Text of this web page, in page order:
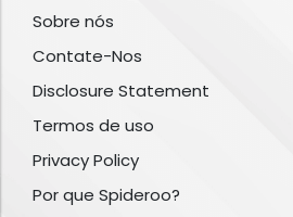
Sobre nós
Contate-Nos
Disclosure Statement
Termos de uso
Privacy Policy
Por que Spideroo?